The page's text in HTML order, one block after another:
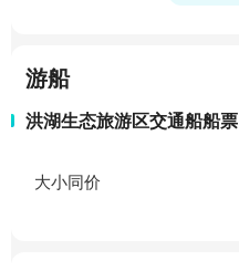
游船
洪湖生态旅游区交通船船票
大小同价